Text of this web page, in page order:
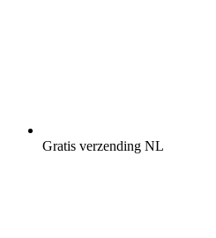
Gratis verzending NL